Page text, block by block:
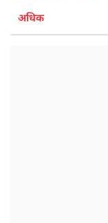
अधिक